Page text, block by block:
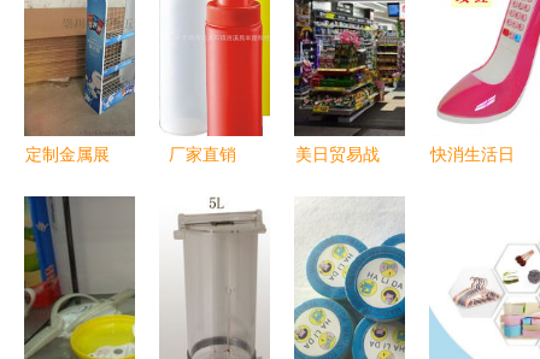
定制金属展
超市便利店
销售的秘密
武器
厂家直销
酒店用品
片
美日贸易战
日用品的异
军突起
快消生活日
与创新的结
合